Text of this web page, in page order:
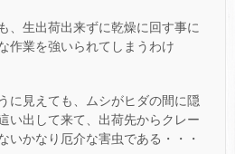
、生出荷出来ずに乾燥に回す事に
作業を強いられてしまうわけ
に見えても、ムシがヒダの間に隠
い出して来て、出荷先からクレー
いかなり厄介な害虫である・・・